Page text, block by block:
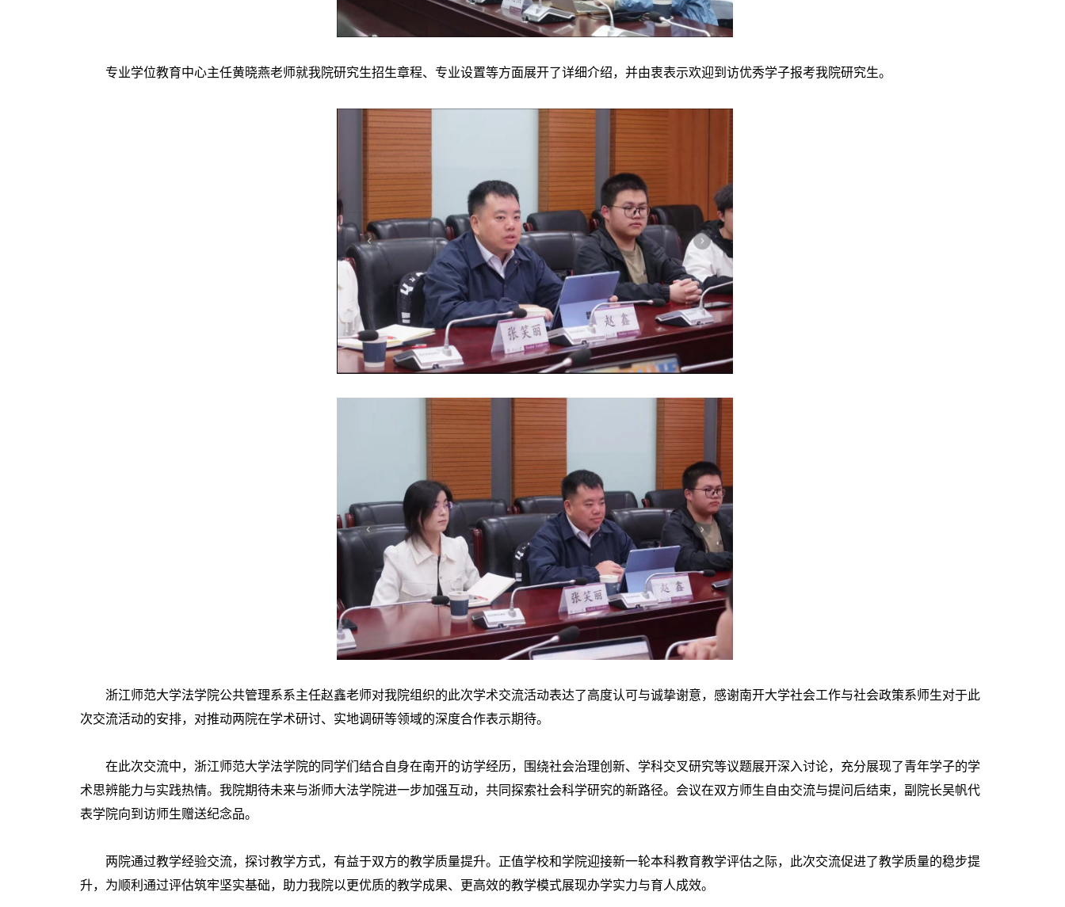
专业学位教育中心主任黄晓燕老师就我院研究生招生章程、专业设置等方面展开了详细介绍，并由衷表示欢迎到访优秀学子报考我院研究生。
浙江师范大学法学院公共管理系系主任赵鑫老师对我院组织的此次学术交流活动表达了高度认可与诚挚谢意，感谢南开大学社会工作与社会政策系师生对于此
次交流活动的安排，对推动两院在学术研讨、实地调研等领域的深度合作表示期待。
在此次交流中，浙江师范大学法学院的同学们结合自身在南开的访学经历，围绕社会治理创新、学科交叉研究等议题展开深入讨论，充分展现了青年学子的学
术思辨能力与实践热情。我院期待未来与浙师大法学院进一步加强互动，共同探索社会科学研究的新路径。会议在双方师生自由交流与提问后结束，副院长吴帆代
表学院向到访师生赠送纪念品。
两院通过教学经验交流，探讨教学方式，有益于双方的教学质量提升。正值学校和学院迎接新一轮本科教育教学评估之际，此次交流促进了教学质量的稳步提
升，为顺利通过评估筑牢坚实基础，助力我院以更优质的教学成果、更高效的教学模式展现办学实力与育人成效。